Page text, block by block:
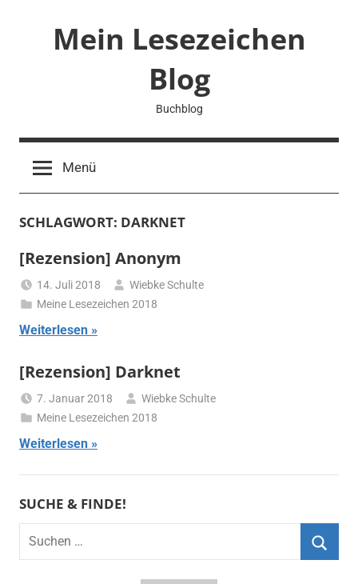
Mein Lesezeichen
Blog
Buchblog
Menü
SCHLAGWORT: DARKNET
[Rezension] Anonym
14. Juli 2018
Wiebke Schulte
Meine Lesezeichen 2018
Weiterlesen
[Rezension] Darknet
7. Januar 2018
Wiebke Schulte
Meine Lesezeichen 2018
Weiterlesen
SUCHE & FINDE!
Suchen